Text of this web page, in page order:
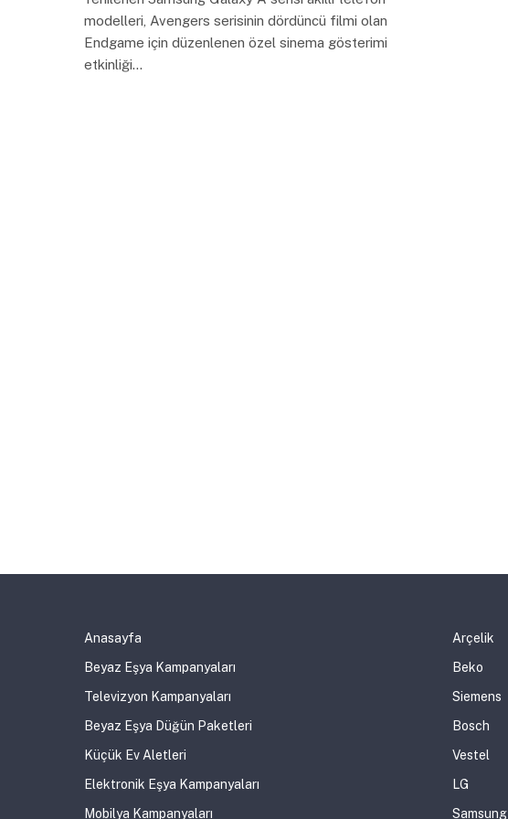
modelleri, Avengers serisinin dördüncü filmi olan
Endgame için düzenlenen özel sinema gösterimi
etkinliği…
Anasayfa
Beyaz Eşya Kampanyaları
Televizyon Kampanyaları
Beyaz Eşya Düğün Paketleri
Küçük Ev Aletleri
Elektronik Eşya Kampanyaları
Mobilya Kampanyaları
Arçelik
Beko
Siemens
Bosch
Vestel
LG
Samsung